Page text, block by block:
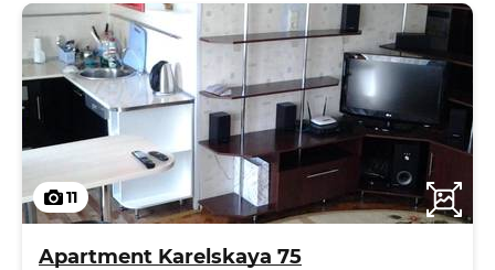
11
Apartment Karelskaya 75